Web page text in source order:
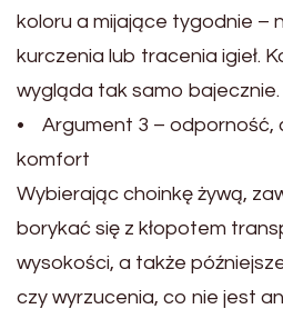
koloru a mijające tygodnie –
kurczenia lub tracenia igieł.
wygląda tak samo bajecznie.
• Argument 3 – odporność,
komfort
Wybierając choinkę żywą,
borykać się z kłopotem
wysokości, a także
czy wyrzucenia, co nie jest